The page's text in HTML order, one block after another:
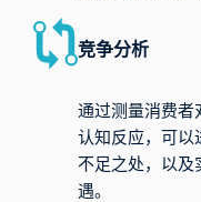
竞争分析
通过测量消费者
认知反应，可以
不足之处，以及
遇。